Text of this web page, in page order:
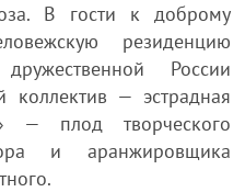
В гости к доброму
резиденцию
России
коллектив — эстрадная
— плод творческого
и аранжировщика